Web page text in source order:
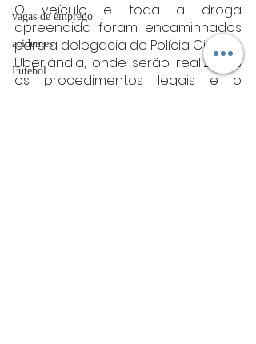
vagas de emprego
acidentes
Futebol
O veículo e toda a droga
apreendida foram encaminhados
para a delegacia de Polícia Civil em
Uberlândia, onde serão realizados
os procedimentos legais e o